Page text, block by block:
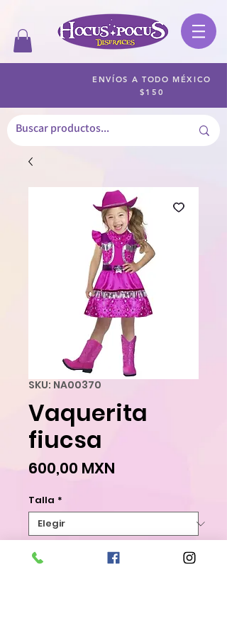
ENVÍOS A TODO MÉXICO
$150
SKU: NA00370
Vaquerita
fiucsa
600,00 MXN
Talla *
Agregar al carrito